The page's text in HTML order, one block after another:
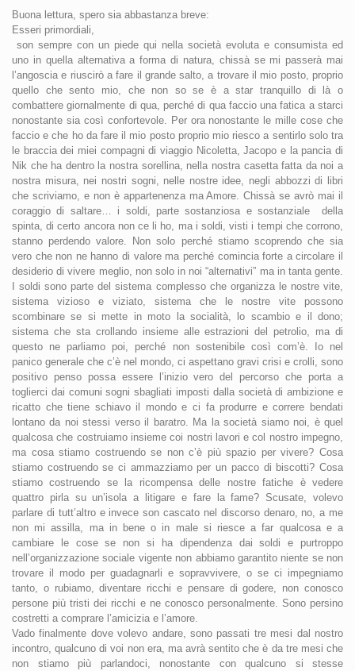
Buona lettura, spero sia abbastanza breve:
Esseri primordiali,
son sempre con un piede qui nella società evoluta e consumista ed
uno in quella alternativa a forma di natura, chissà se mi passerà mai
l’angoscia e riuscirò a fare il grande salto, a trovare il mio posto, proprio
quello che sento mio, che non so se è a star tranquillo di là o
combattere giornalmente di qua, perché di qua faccio una fatica a starci
nonostante sia così confortevole. Per ora nonostante le mille cose che
faccio e che ho da fare il mio posto proprio mio riesco a sentirlo solo tra
le braccia dei miei compagni di viaggio Nicoletta, Jacopo e la pancia di
Nik che ha dentro la nostra sorellina, nella nostra casetta fatta da noi a
nostra misura, nei nostri sogni, nelle nostre idee, negli abbozzi di libri
che scriviamo, e non è appartenenza ma Amore. Chissà se avrò mai il
coraggio di saltare… i soldi, parte sostanziosa e sostanziale della
spinta, di certo ancora non ce li ho, ma i soldi, visti i tempi che corrono,
stanno perdendo valore. Non solo perché stiamo scoprendo che sia
vero che non ne hanno di valore ma perché comincia forte a circolare il
desiderio di vivere meglio, non solo in noi “alternativi” ma in tanta gente.
I soldi sono parte del sistema complesso che organizza le nostre vite,
sistema vizioso e viziato, sistema che le nostre vite possono
scombinare se si mette in moto la socialità, lo scambio e il dono;
sistema che sta crollando insieme alle estrazioni del petrolio, ma di
questo ne parliamo poi, perché non sostenibile così com’è. Io nel
panico generale che c’è nel mondo, ci aspettano gravi crisi e crolli, sono
positivo penso possa essere l’inizio vero del percorso che porta a
toglierci dai comuni sogni sbagliati imposti dalla società di ambizione e
ricatto che tiene schiavo il mondo e ci fa produrre e correre bendati
lontano da noi stessi verso il baratro. Ma la società siamo noi, è quel
qualcosa che costruiamo insieme coi nostri lavori e col nostro impegno,
ma cosa stiamo costruendo se non c’è più spazio per vivere? Cosa
stiamo costruendo se ci ammazziamo per un pacco di biscotti? Cosa
stiamo costruendo se la ricompensa delle nostre fatiche è vedere
quattro pirla su un’isola a litigare e fare la fame? Scusate, volevo
parlare di tutt’altro e invece son cascato nel discorso denaro, no, a me
non mi assilla, ma in bene o in male si riesce a far qualcosa e a
cambiare le cose se non si ha dipendenza dai soldi e purtroppo
nell’organizzazione sociale vigente non abbiamo garantito niente se non
trovare il modo per guadagnarli e sopravvivere, o se ci impegniamo
tanto, o rubiamo, diventare ricchi e pensare di godere, non conosco
persone più tristi dei ricchi e ne conosco personalmente. Sono persino
costretti a comprare l’amicizia e l’amore.
Vado finalmente dove volevo andare, sono passati tre mesi dal nostro
incontro, qualcuno di voi non era, ma avrà sentito che è da tre mesi che
non stiamo più parlandoci, nonostante con qualcuno si stesse